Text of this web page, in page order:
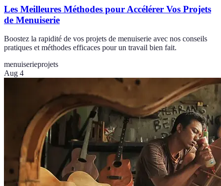
Les Meilleures Méthodes pour Accélérer Vos Projets
de Menuiserie
Boostez la rapidité de vos projets de menuiserie avec nos conseils
pratiques et méthodes efficaces pour un travail bien fait.
menuiserieprojets
Aug 4